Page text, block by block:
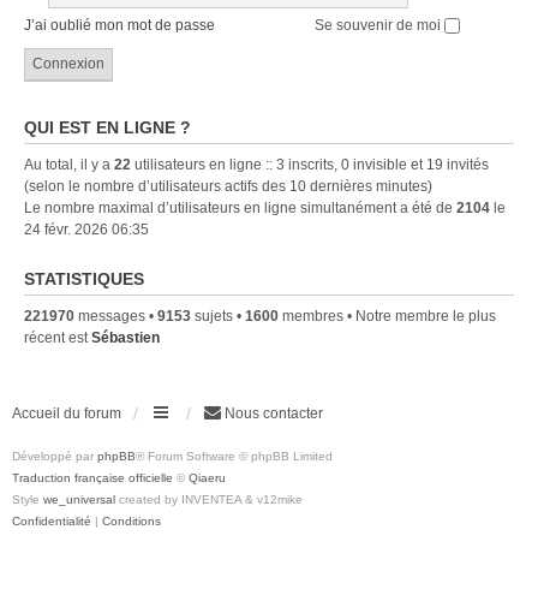
J’ai oublié mon mot de passe Se souvenir de moi
QUI EST EN LIGNE ?
Au total, il y a 22 utilisateurs en ligne :: 3 inscrits, 0 invisible et 19 invités
(selon le nombre d’utilisateurs actifs des 10 dernières minutes)
Le nombre maximal d’utilisateurs en ligne simultanément a été de 2104 le
24 févr. 2026 06:35
STATISTIQUES
221970 messages • 9153 sujets • 1600 membres • Notre membre le plus
récent estSébastien
Accueil du forum Nous contacter
Développé par phpBB® Forum Software © phpBB Limited
Traduction française officielle © Qiaeru
Style we_universal created by INVENTEA & v12mike
Confidentialité | Conditions